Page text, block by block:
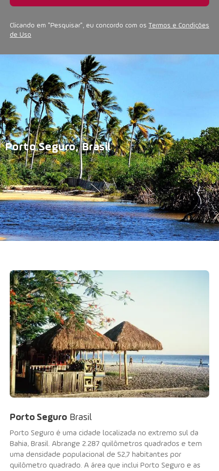
Porto Seguro, Brasil
Clicando em "Pesquisar", eu concordo com os Termos e Condições
de Uso
Porto Seguro Brasil
Porto Seguro é uma cidade localizada no extremo sul da
Bahia, Brasil. Abrange 2.287 quilômetros quadrados e tem
uma densidade populacional de 52,7 habitantes por
quilômetro quadrado. A área que inclui Porto Seguro e as